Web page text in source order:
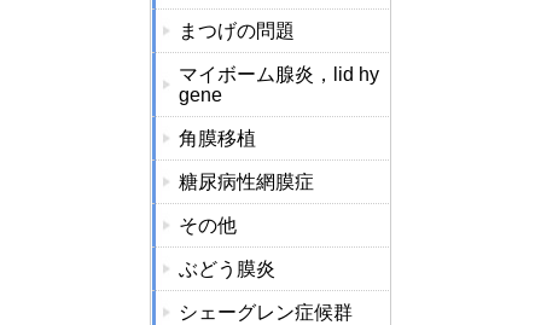
まつげの問題
マイボーム腺炎，lid hy
gene
角膜移植
糖尿病性網膜症
その他
ぶどう膜炎
シェーグレン症候群